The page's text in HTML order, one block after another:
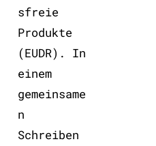
sfreie
Produkte
(EUDR). In
einem
gemeinsame
n
Schreiben